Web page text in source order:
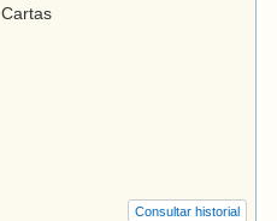
Cartas
Consultar historial